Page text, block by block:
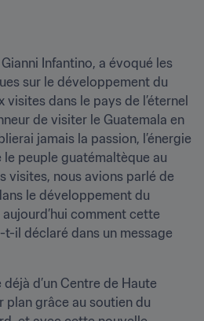
Infantino, a évoqué les
sur le développement du
dans le pays de l’éternel
de visiter le Guatemala en
jamais la passion, l’énergie
le peuple guatémaltèque au
visites, nous avions parlé de
le développement du
comment cette
t-il déclaré dans un message
d’un Centre de Haute
plan grâce au soutien du